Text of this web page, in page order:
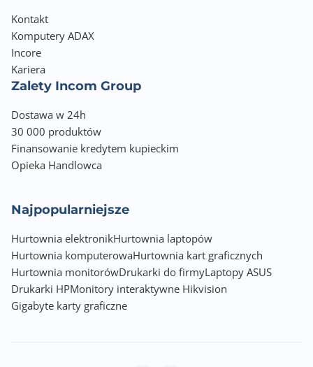
0.50 W
Wbudowany zasilacz
Kolor obudowy
Czarny (Black)
Wyposażenie dodatkowe
Kable (zasilający, HDMI), imbus, instrukcja, karta
gwarancyjna
Wymiary z podstawą [S x W x G] (mm)
612 x 432 x 215
Wymiary bez podstawy [S x W x G] (mm)
612 x 365 x 54
Waga z podstawą (kg)
4.60
Kontakt
Komputery ADAX
Incore
Kariera
Zalety Incom Group
Dostawa w 24h
30 000 produktów
Finansowanie kredytem kupieckim
Opieka Handlowca
Najpopularniejsze
Hurtownia elektronikHurtownia laptopów
Hurtownia komputerowaHurtownia kart graficznych
Hurtownia monitorówDrukarki do firmyLaptopy ASUS
Drukarki HPMonitory interaktywne Hikvision
Gigabyte karty graficzne